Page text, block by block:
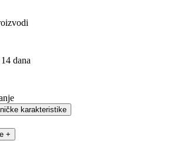
dana
karakteristike
+